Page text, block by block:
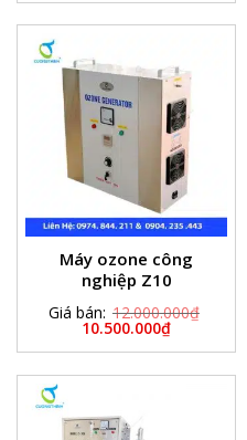
Máy ozone công
nghiệp Z10
Giá bán: 12.000.000₫
10.500.000₫